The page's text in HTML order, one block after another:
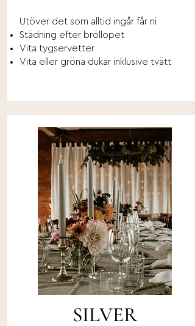
Utöver det som alltid ingår får ni
Städning efter bröllopet
Vita tygservetter
Vita eller gröna dukar inklusive tvätt
SILVER